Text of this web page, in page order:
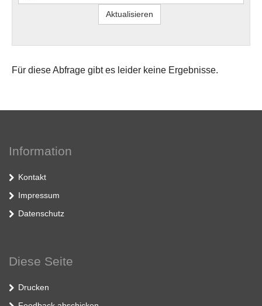
Für diese Abfrage gibt es leider keine Ergebnisse.
Information
Kontakt
Impressum
Datenschutz
Diese Seite
Drucken